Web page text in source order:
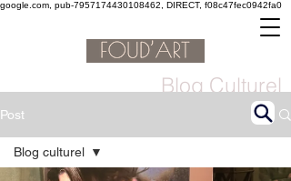
google.com, pub-7957174430108462, DIRECT, f08c47fec0942fa0
Blog Culturel
Post
Blog culturel